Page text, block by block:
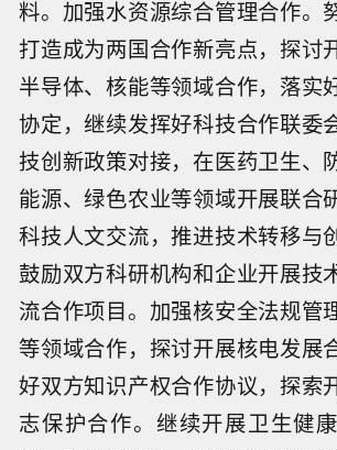
料。加强水资源综合管理合作。
打造成为两国合作新亮点，探讨
半导体、核能等领域合作，落实
协定，继续发挥好科技合作联委
技创新政策对接，在医药卫生、
能源、绿色农业等领域开展联合
科技人文交流，推进技术转移与
鼓励双方科研机构和企业开展技
流合作项目。加强核安全法规管
等领域合作，探讨开展核电发展
好双方知识产权合作协议，探索
志保护合作。继续开展卫生健